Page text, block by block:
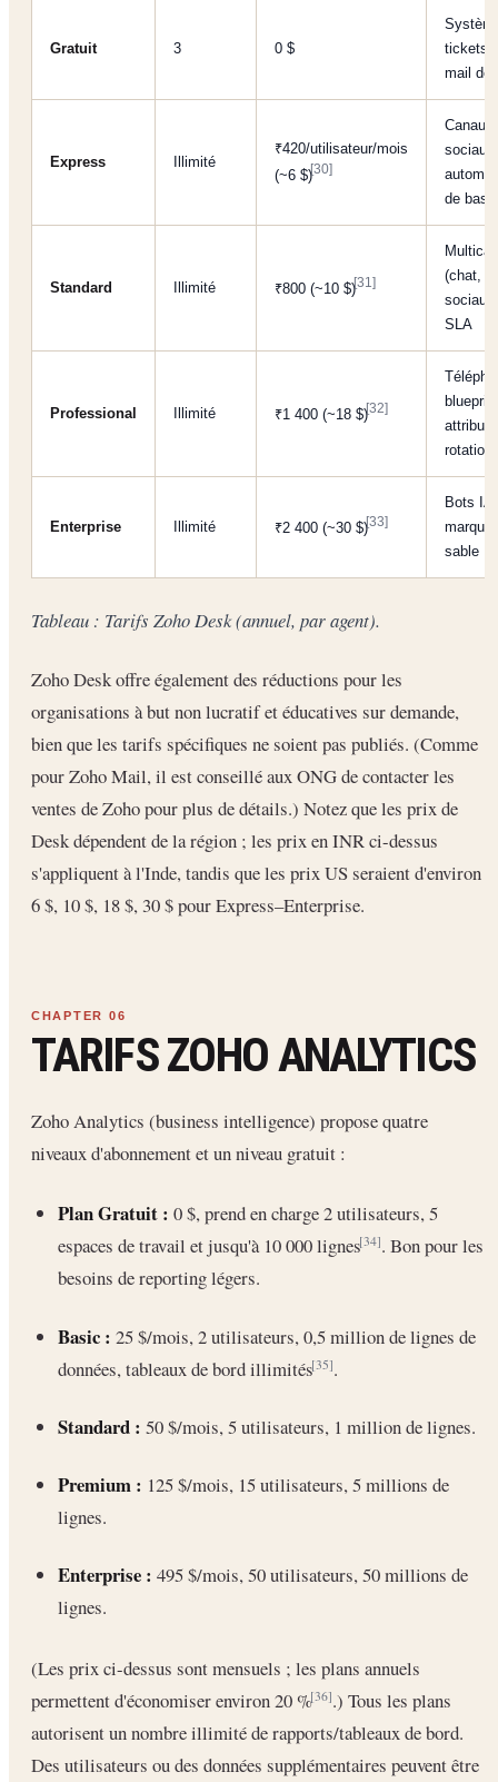
Gratuit 3 0 $
tickets
mail de
Express Illimité
₹420/utilisateur/mois
(~6 $)[30]
Canaux
sociaux,
de base
Standard Illimité ₹800 (~10 $)[31]
(chat,
SLA
Professional Illimité ₹1 400 (~18 $)[32]
rotation
Enterprise Illimité ₹2 400 (~30 $)[33]
Bots
sable
Tableau : Tarifs Zoho Desk (annuel, par agent).
Zoho Desk offre également des réductions pour les
organisations à but non lucratif et éducatives sur demande,
bien que les tarifs spécifiques ne soient pas publiés. (Comme
pour Zoho Mail, il est conseillé aux ONG de contacter les
ventes de Zoho pour plus de détails.) Notez que les prix de
Desk dépendent de la région ; les prix en INR ci-dessus
s'appliquent à l'Inde, tandis que les prix US seraient d'environ
6 $, 10 $, 18 $, 30 $ pour Express–Enterprise.
TARIFS ZOHO ANALYTICS
Zoho Analytics (business intelligence) propose quatre
niveaux d'abonnement et un niveau gratuit :
Plan Gratuit : 0 $, prend en charge 2 utilisateurs, 5
espaces de travail et jusqu'à 10 000 lignes[34]. Bon pour les
besoins de reporting légers.
Basic : 25 $/mois, 2 utilisateurs, 0,5 million de lignes de
données, tableaux de bord illimités[35].
Standard : 50 $/mois, 5 utilisateurs, 1 million de lignes.
Premium : 125 $/mois, 15 utilisateurs, 5 millions de
lignes.
Enterprise : 495 $/mois, 50 utilisateurs, 50 millions de
lignes.
(Les prix ci-dessus sont mensuels ; les plans annuels
permettent d'économiser environ 20 %[36].) Tous les plans
autorisent un nombre illimité de rapports/tableaux de bord.
Des utilisateurs ou des données supplémentaires peuvent être